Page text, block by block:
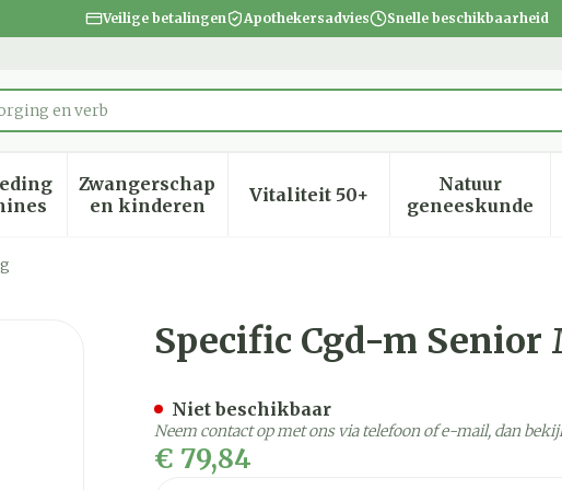
Veilige betalingen Apothekersadvies Snelle beschikbaarheid
Schoonheid, verzorging en hygiëne categorie
submenu voor Dieet, voeding en vitamines categorie
Zwangerschap
en kinderenToon submenu voor Zwangerschap en
Vitaliteit 50+Toon submenu voor
Natuur
geneeskunde
Toon
Medium Breed 12kg
Specific Cgd-m Senior
€ 79,84
Niet beschikbaar
Neem contact op met ons via telefoon of e-mail, dan